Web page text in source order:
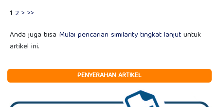
1 2 > >>
Anda juga bisa Mulai pencarian similarity tingkat lanjutuntuk
artikel ini.
PENYERAHAN ARTIKEL